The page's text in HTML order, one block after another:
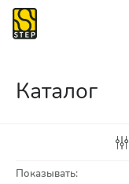
Каталог
Показывать: